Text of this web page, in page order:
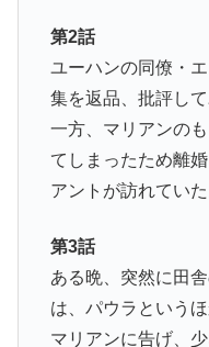
第2話
ユーハンの同僚・
集を返品、批評し
一方、マリアンの
てしまったため離
アントが訪れていた
第3話
ある晩、突然に田
は、パウラという
マリアンに告げ、